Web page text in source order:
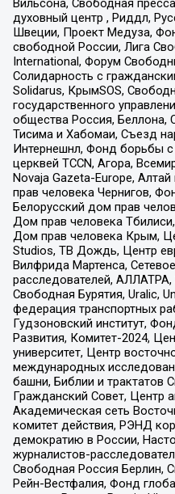
Вильсона, Свободная
духовный центр , Риддл,
Швеции, Проект Медуза,
свободной России, Лига
International, Форум
Солидарность с
Solidarus, КрымSOS,
государственного
общества Россия, Беллона,
Тисима и Хабомаи, Съезд
Интернешнл, Фонд борьбы
церквей TCCN, Агора,
Novaja Gazeta-Europe,
прав человека Чернигов,
Белорусский дом прав
Дом прав человека
Дом прав человека Крым,
Studios, ТВ Дождь, Центр
Вилфрида Мартенса,
расследователей,
Свободная Бурятия, Uralic,
федерация транспортных
Гудзоновский институт,
Развития, Комитет-2024,
университет, Центр
международных
башни, Библии и трактатов
Гражданский Совет, Центр
Академическая сеть
комитет действия, РЭНД
демократию в России,
журналистов-
Свободная Россия Берлин,
Рейн-Вестфалия, Фонд